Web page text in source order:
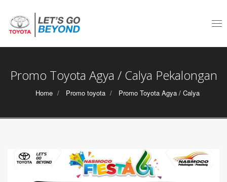
Promo Toyota Agya / Calya Pekalongan
Home Promo toyota Promo Toyota Agya / Calya